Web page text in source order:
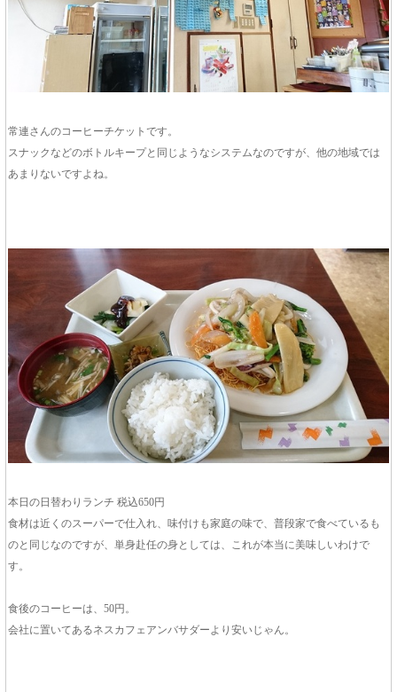
常連さんのコーヒーチケットです。
スナックなどのボトルキープと同じようなシステムなのですが、他の地域では
あまりないですよね。
本日の日替わりランチ 税込650円
食材は近くのスーパーで仕入れ、味付けも家庭の味で、普段家で食べているも
のと同じなのですが、単身赴任の身としては、これが本当に美味しいわけで
す。
食後のコーヒーは、50円。
会社に置いてあるネスカフェアンバサダーより安いじゃん。